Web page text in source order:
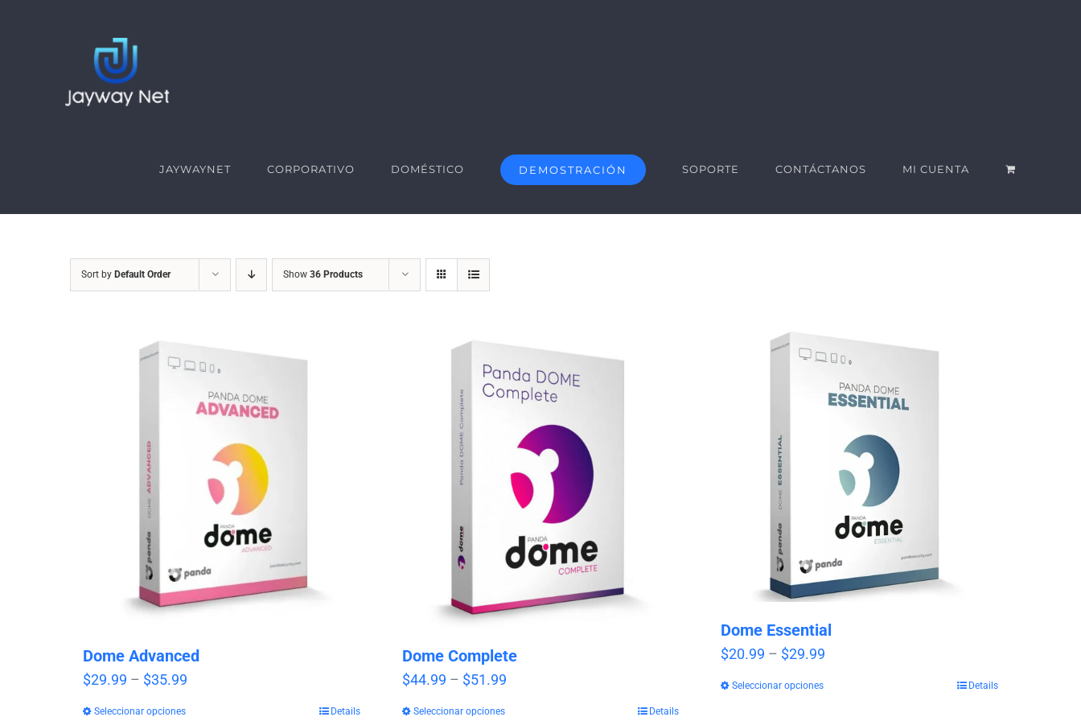
JAYWAYNET CORPORATIVO DOMÉSTICO DEMOSTRACIÓN SOPORTE CONTÁCTANOS MI CUENTA
Sort by Default Order Show 36 Products
Dome Advanced
$29.99 – $35.99
Seleccionar opciones Details
Dome Complete
$44.99 – $51.99Price
Seleccionar opciones Details
Dome Essential
$20.99 – $29.99
Seleccionar opciones Details